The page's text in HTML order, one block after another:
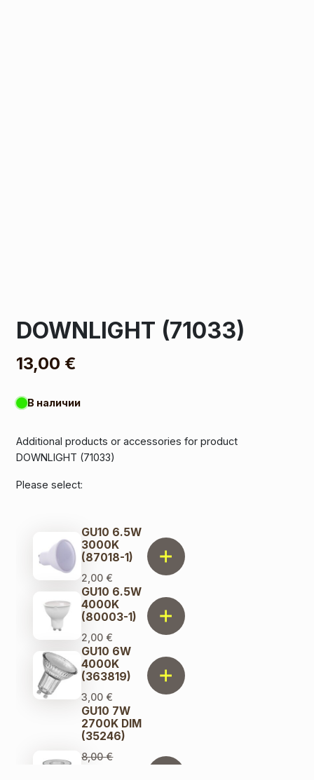
DOWNLIGHT (71033)
13,00 €
В наличии
Additional products or accessories for product
DOWNLIGHT (71033)
Please select:
GU10 6.5W
3000K
(87018-1)
2,00 €
GU10 6.5W
4000K
(80003-1)
2,00 €
GU10 6W
4000K
(363819)
3,00 €
GU10 7W
2700K DIM
(35246)
8,00€